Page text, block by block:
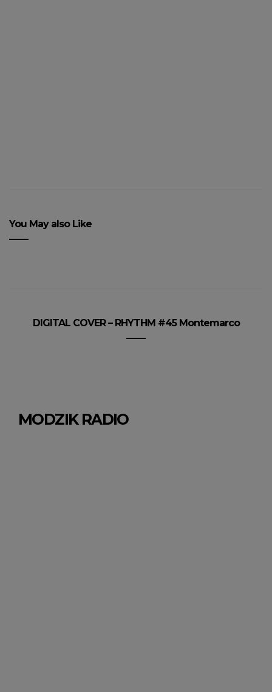
You May also Like
DIGITAL COVER – RHYTHM #45 Montemarco
MODZIK RADIO